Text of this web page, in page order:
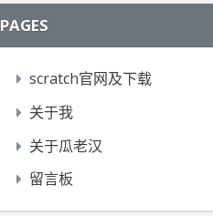
PAGES
scratch官网及下载
关于我
关于瓜老汉
留言板